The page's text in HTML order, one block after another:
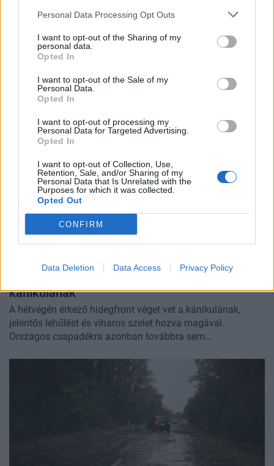
Personal Data Processing Opt Outs
I want to opt-out of the Sharing of my
personal data.
Opted In
I want to opt-out of the Sale of my
Personal Data.
Opted In
I want to opt-out of processing my
Personal Data for Targeted Advertising.
Opted In
I want to opt-out of Collection, Use,
Retention, Sale, and/or Sharing of my
Personal Data that Is Unrelated with the
Purposes for which it was collected.
Opted Out
CONFIRM
Data Deletion Data Access Privacy Policy
Kiadták az elsőfokú riasztást a fél országra:
Magyarországra
Északnyugat felől érkező hidegfront hoz záporokat,
miközben a délnyugati és déli tájakon hevesebb viharokra,
jégesőre is készülni kell, a kánikula pedig az ország keleti
2026. július 19. 13:22 | Portfolio
Viharos széllel jön a hidegfront, véget vet a
kánikulának
A hétvégén érkező hidegfront véget vet a kánikulának,
jelentős lehűlést és viharos szelet hozva magával.
Országos csapadékra azonban továbbra sem
de a jövő héten már elviselhetőbb, többnyire 30 fok alatti
kellemes nyári időre van kilátás - jelentette az
Időkép